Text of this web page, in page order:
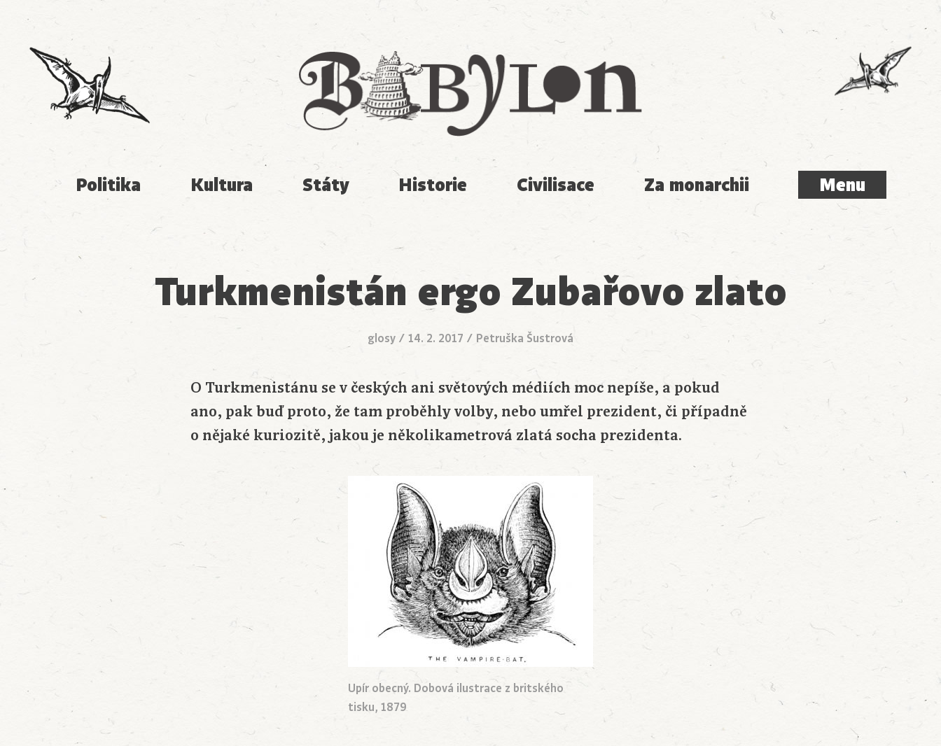
Babylon
Politika Kultura Státy Historie Civilisace Za monarchii Menu
Menu
Turkmenistán ergo Zubařovo zlato
glosy / 14. 2. 2017 / Petruška Šustrová
O Turkmenistánu se v českých ani světových médiích moc nepíše, a pokud
ano, pak buď proto, že tam proběhly volby, nebo umřel prezident, či případně
o nějaké kuriozitě, jakou je několikametrová zlatá socha prezidenta.
Upír obecný. Dobová ilustrace z britského
tisku, 1879